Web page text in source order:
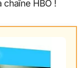
HBO !